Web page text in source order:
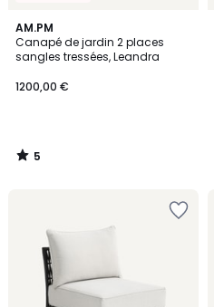
AM.PM
Canapé de jardin 2 places
sangles tressées, Leandra
1200,00 €
5
/
5
5
/